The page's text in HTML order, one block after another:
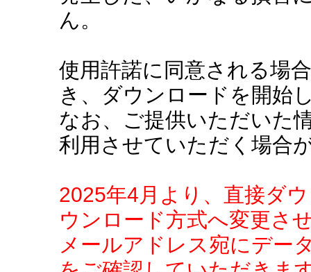
ん。
使用許諾に同意される場
き、ダウンロードを開始
なお、ご提供いただいた
利用させていただく場合
2025年4月より、直接ダ
ウンロード方式へ変更さ
メールアドレス宛にデー